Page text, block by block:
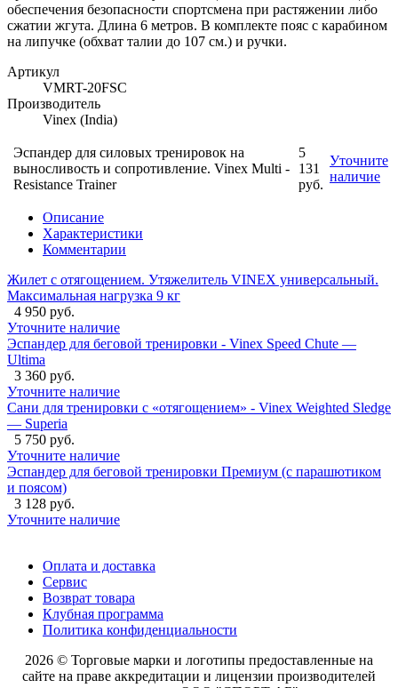
обеспечения безопасности спортсмена при растяжении либо
сжатии жгута. Длина 6 метров. В комплекте пояс с карабином
на липучке (обхват талии до 107 см.) и ручки.
Артикул
VMRT-20FSC
Производитель
Vinex (India)
Эспандер для силовых тренировок на
выносливость и сопротивление. Vinex Multi -
Resistance Trainer
5
131
руб.
Уточните
наличие
Описание
Характеристики
Комментарии
Жилет с отягощением. Утяжелитель VINEX универсальный.
Максимальная нагрузка 9 кг
4 950 руб.
Уточните наличие
Эспандер для беговой тренировки - Vinex Speed Chute —
Ultima
3 360 руб.
Уточните наличие
Сани для тренировки с «отягощением» - Vinex Weighted Sledge
— Superia
5 750 руб.
Уточните наличие
Эспандер для беговой тренировки Премиум (с парашютиком
и поясом)
3 128 руб.
Уточните наличие
Оплата и доставка
Сервис
Возврат товара
Клубная программа
Политика конфиденциальности
2026 © Торговые марки и логотипы предоставленные на
сайте на праве аккредитации и лицензии производителей